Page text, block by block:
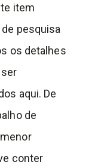
item
pesquisa
os detalhes
aqui. De
de
conter